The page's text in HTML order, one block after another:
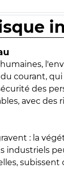
courant,
des
avec des
: la
industriels
subissent